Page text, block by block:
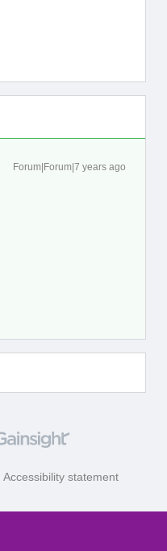
Forum|Forum|7 years ago
Accessibility statement